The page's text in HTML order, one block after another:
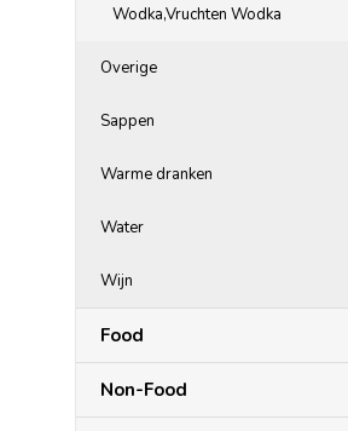
Wodka,Vruchten Wodka
Overige
Sappen
Warme dranken
Water
Wijn
Food
Non-Food